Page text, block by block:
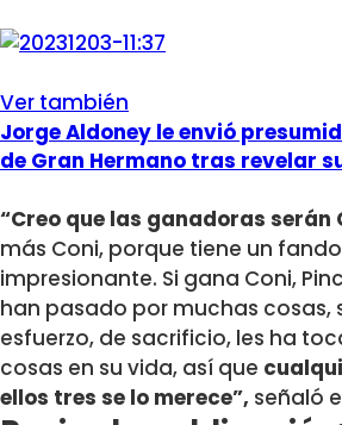
Ver también
Jorge Aldoney le envió
de Gran Hermano tras revelar
“Creo que las ganadoras serán
más Coni, porque tiene un
impresionante. Si gana Coni,
han pasado por muchas cosas,
esfuerzo, de sacrificio, les ha
cosas en su vida, así que
ellos tres se lo merece”, señaló